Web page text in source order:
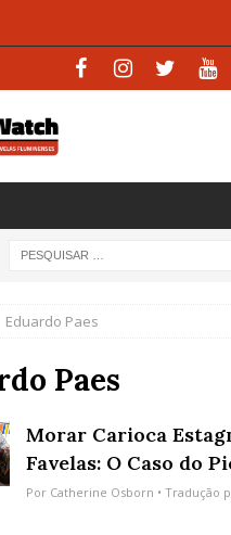
Eduardo Paes
Paes
Morar Carioca
Favelas: O Caso do
Por Catherine Osborn • Tradução